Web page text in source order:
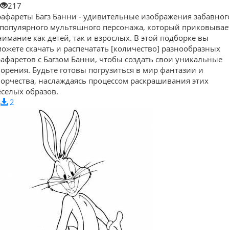
217
Багз Банни - удивительные изображения
мультяшного персонажа, который
как детей, так и взрослых. В этой подборке вы
скачать и распечатать [количество] разнообразных
с Багзом Банни, чтобы создать свои уникальные
Будьте готовы погрузиться в мир фантазии и
наслаждаясь процессом раскрашивания этих
образов.
2